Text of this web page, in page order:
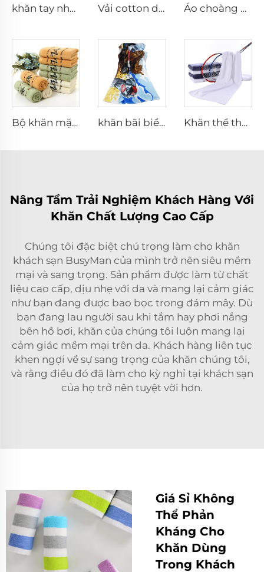
khăn tay nhỏ in kỹ thuật số hình hoạt hình 100% cotton theo yêu cầu, khăn mặt nhỏ Vải cotton dùng để gói Áo choàng cotton chất lượng cao trơn
Bộ khăn mặt dệt hoa văn làm từ sợi tre khăn bãi biển cotton in phản ứng tùy chỉnh Khăn thể thao lông cừu Coral
Nâng Tầm Trải Nghiệm Khách Hàng Với
Khăn Chất Lượng Cao Cấp
Chúng tôi đặc biệt chú trọng làm cho khăn
khách sạn BusyMan của mình trở nên siêu mềm
mại và sang trọng. Sản phẩm được làm từ chất
liệu cao cấp, dịu nhẹ với da và mang lại cảm giác
như bạn đang được bao bọc trong đám mây. Dù
bạn đang lau người sau khi tắm hay phơi nắng
bên hồ bơi, khăn của chúng tôi luôn mang lại
cảm giác mềm mại trên da. Khách hàng liên tục
khen ngợi về sự sang trọng của khăn chúng tôi,
và rằng điều đó đã làm cho kỳ nghỉ tại khách sạn
của họ trở nên tuyệt vời hơn.
Giá Sỉ Không
Thể Phản
Kháng Cho
Khăn Dùng
Trong Khách